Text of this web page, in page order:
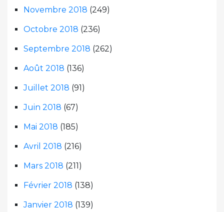
Novembre 2018 (249)
Octobre 2018 (236)
Septembre 2018 (262)
Août 2018 (136)
Juillet 2018 (91)
Juin 2018 (67)
Mai 2018 (185)
Avril 2018 (216)
Mars 2018 (211)
Février 2018 (138)
Janvier 2018 (139)